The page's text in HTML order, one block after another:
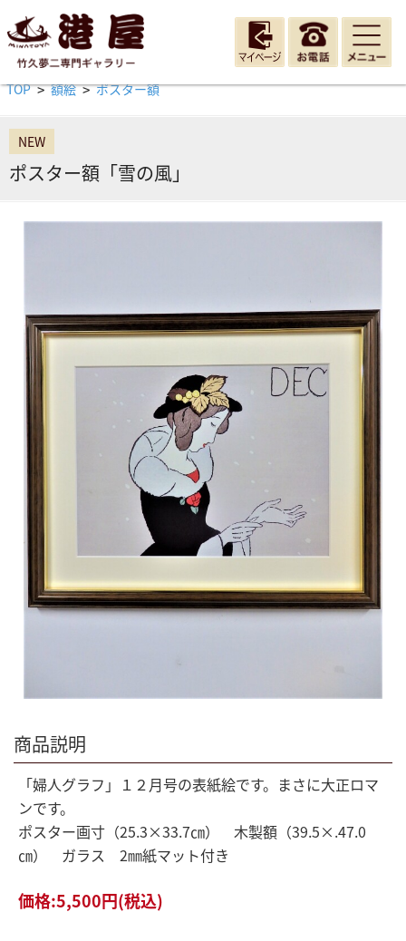
TOP > 額絵 > ポスター額
NEW
ポスター額「雪の風」
商品説明
「婦人グラフ」１２月号の表紙絵です。まさに大正ロマ
ンです。
ポスター画寸（25.3×33.7㎝） 木製額（39.5×.47.0
㎝） ガラス 2㎜紙マット付き
価格:5,500円(税込)